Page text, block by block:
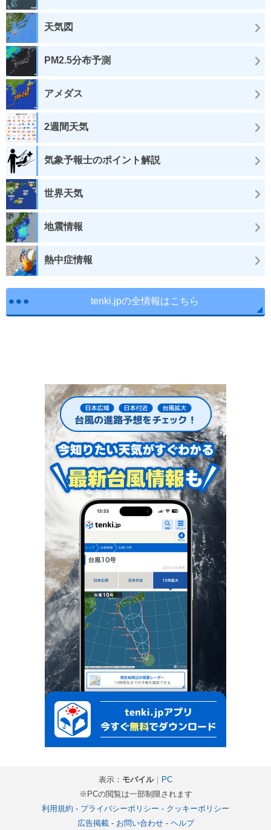
天気図
PM2.5分布予測
アメダス
2週間天気
気象予報士のポイント解説
世界天気
地震情報
熱中症情報
tenki.jpの全情報はこちら
表示： モバイル｜ PC
※PCの閲覧は一部制限されます
利用規約 - プライバシーポリシー - クッキーポリシー
広告掲載- お問い合わせ- ヘルプ